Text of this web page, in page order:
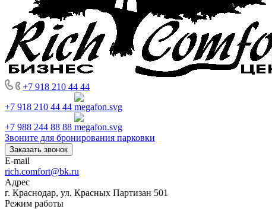
+7 918 210 44 44
+7 918 210 44 44
+7 988 244 88 88
Звоните для бронирования парковки
Заказать звонок
E-mail
rich.comfort@bk.ru
Адрес
г. Краснодар, ул. Красных Партизан 501
Режим работы